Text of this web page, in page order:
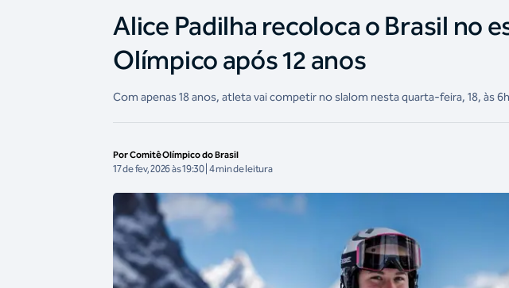
Alice Padilha recoloca o Brasil no
Olímpico após 12 anos
Com apenas 18 anos, atleta vai competir no slalom nesta quarta-feira, 18, às
Por Comitê Olímpico do Brasil
17 de fev, 2026 às 19:30 | 4 min de leitura